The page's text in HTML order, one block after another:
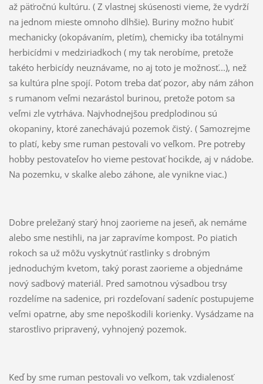
až päťročnú kultúru. ( Z vlastnej skúsenosti vieme, že vydrží
na jednom mieste omnoho dlhšie). Buriny možno hubiť
mechanicky (okopávaním, pletím), chemicky iba totálnymi
herbicídmi v medziriadkoch ( my tak nerobíme, pretože
takéto herbicídy neuznávame, no aj toto je možnosť...), než
sa kultúra plne spojí. Potom treba dať pozor, aby nám záhon
s rumanom veľmi nezarástol burinou, pretože potom sa
veľmi zle vytrháva. Najvhodnejšou predplodinou sú
okopaniny, ktoré zanechávajú pozemok čistý. ( Samozrejme
to platí, keby sme ruman pestovali vo veľkom. Pre potreby
hobby pestovateľov ho vieme pestovať hocikde, aj v nádobe.
Na pozemku, v skalke alebo záhone, ale vynikne viac.)
Dobre preležaný starý hnoj zaorieme na jeseň, ak nemáme
alebo sme nestihli, na jar zapravíme kompost. Po piatich
rokoch sa už môžu vyskytnúť rastlinky s drobným
jednoduchým kvetom, taký porast zaorieme a objednáme
nový sadbový materiál. Pred samotnou výsadbou trsy
rozdelíme na sadenice, pri rozdeľovaní sadeníc postupujeme
veľmi opatrne, aby sme nepoškodili korienky. Vysádzame na
starostlivo pripravený, vyhnojený pozemok.
Keď by sme ruman pestovali vo veľkom, tak vzdialenosť